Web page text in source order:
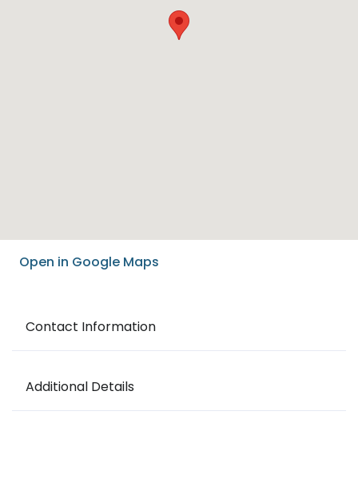
Open in Google Maps
Contact Information
Additional Details